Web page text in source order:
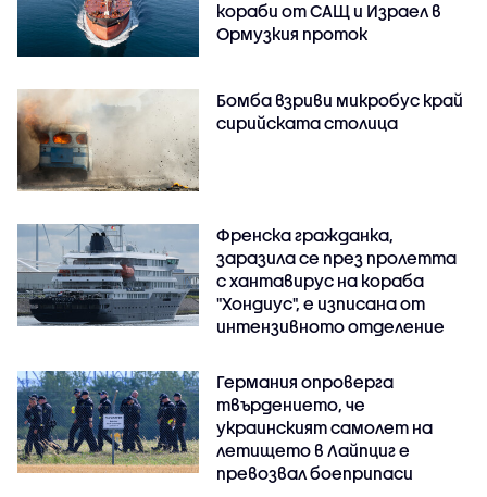
кораби от САЩ и Израел в
Ормузкия проток
Бомба взриви микробус край
сирийската столица
Френска гражданка,
заразила се през пролетта
с хантавирус на кораба
"Хондиус", е изписана от
интензивното отделение
Германия опроверга
твърдението, че
украинският самолет на
летището в Лайпциг е
превозвал боеприпаси